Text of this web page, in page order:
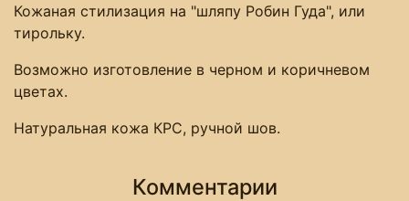
Кожаная стилизация на "шляпу Робин Гуда", или
тирольку.
Возможно изготовление в черном и коричневом
цветах.
Натуральная кожа КРС, ручной шов.
Комментарии